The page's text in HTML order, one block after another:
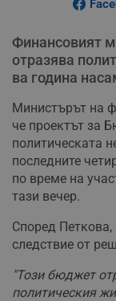
Финансовият
отразява
ва година
Министърът на
че проектът за
политическата
последните
по време на
тази вечер.
Според
следствие от
"Този бюджет
политическия